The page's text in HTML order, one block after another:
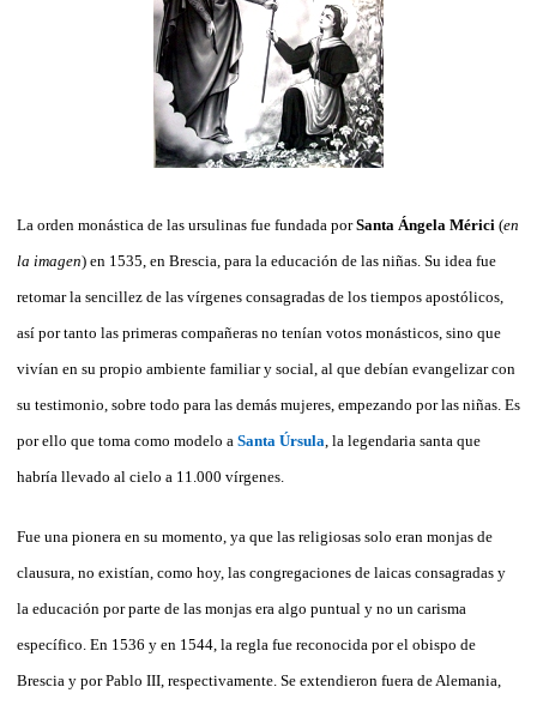
La orden monástica de las ursulinas fue fundada porSanta Ángela Mérici (en
la imagen) en 1535, en Brescia, para la educación de las niñas. Su idea fue
retomar la sencillez de las vírgenes consagradas de los tiempos apostólicos,
así por tanto las primeras compañeras no tenían votos monásticos, sino que
vivían en su propio ambiente familiar y social, al que debían evangelizar con
su testimonio, sobre todo para las demás mujeres, empezando por las niñas. Es
por ello que toma como modelo a Santa Úrsula , la legendaria santa que
habría llevado al cielo a 11.000 vírgenes.
Fue una pionera en su momento, ya que las religiosas solo eran monjas de
clausura, no existían, como hoy, las congregaciones de laicas consagradas y
la educación por parte de las monjas era algo puntual y no un carisma
específico. En 1536 y en 1544, la regla fue reconocida por el obispo de
Brescia y por Pablo III, respectivamente. Se extendieron fuera de Alemania,